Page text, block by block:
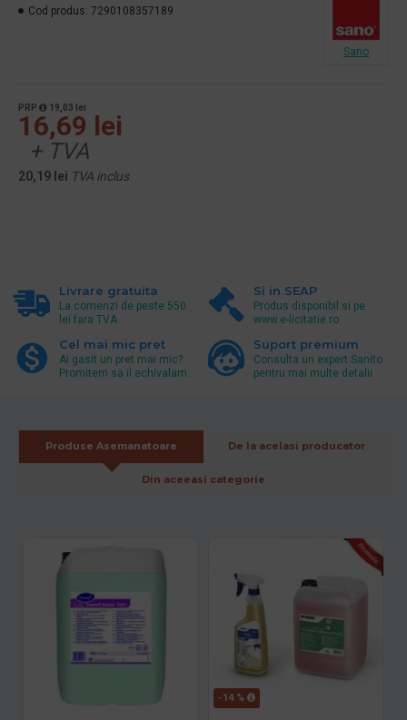
PRP 19,03 lei
16,69 lei
+ TVA
20,19 lei TVA inclus
Cod produs: 7290108357189
Sano
Livrare gratuita
La comenzi de peste 550
lei fara TVA.
Si in SEAP
Produs disponibil si pe
www.e-licitatie.ro
Cel mai mic pret
Ai gasit un pret mai mic?
Promitem sa il echivalam.
Suport premium
Consulta un expert Sanito
pentru mai multe detalii
Produse Asemanatoare De la acelasi producator
Din aceeasi categorie
-14 %